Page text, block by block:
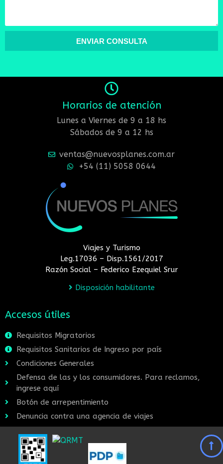
ENVIAR CONSULTA
Horarios de atención
Lunes a Viernes de 9 a 18 hs
Sábados de 9 a 12 hs
ventas@nuevosplanes.com.ar
+54 (11) 5058 0644
Viajes y Turismo
Leg.17036 – Disp.1561/2017
Razón Social – Federico Ezequiel Srur
Disposición habilitante
Accesos útiles
Requisitos Migratorios
Requisitos Sanitarios de Ingreso por país
Condiciones Generales
Defensa de las y los consumidores. Para reclamos,
ingrese aquí
Botón de arrepentimiento
Denuncia contra una agencia de viajes